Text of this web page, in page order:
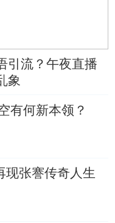
引流？午夜直播
象
有何新本领？
现张謇传奇人生